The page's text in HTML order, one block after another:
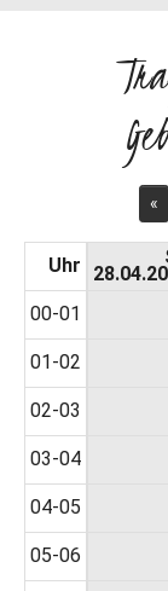
«
Uhr
00-01
01-02
02-03
03-04
04-05
05-06